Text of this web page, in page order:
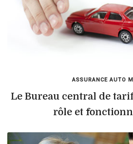
ASSURANCE AUTO
Le Bureau central de
rôle et